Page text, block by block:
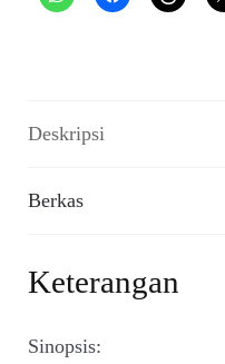
Deskripsi
Berkas
Keterangan
Sinopsis: